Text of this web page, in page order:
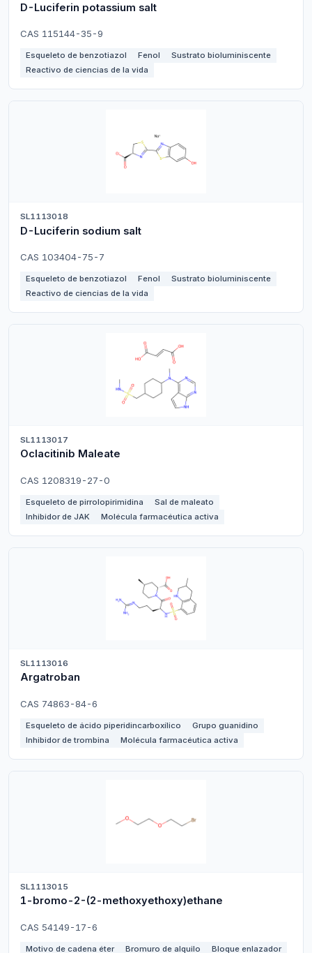
D-Luciferin potassium salt
CAS 115144-35-9
Esqueleto de benzotiazol Fenol
Sustrato bioluminiscente
Reactivo de ciencias de la vida
SL1113018
D-Luciferin sodium salt
CAS 103404-75-7
Esqueleto de benzotiazol Fenol
Sustrato bioluminiscente
Reactivo de ciencias de la vida
SL1113017
Oclacitinib Maleate
CAS 1208319-27-0
Esqueleto de pirrolopirimidina
Sal de maleato
Inhibidor de JAK
Molécula farmacéutica activa
SL1113016
Argatroban
CAS 74863-84-6
Esqueleto de ácido piperidincarboxílico
Grupo guanidino
Inhibidor de trombina
Molécula farmacéutica activa
SL1113015
1-bromo-2-(2-methoxyethoxy)ethane
CAS 54149-17-6
Motivo de cadena éter Bromuro de alquilo Bloque enlazador